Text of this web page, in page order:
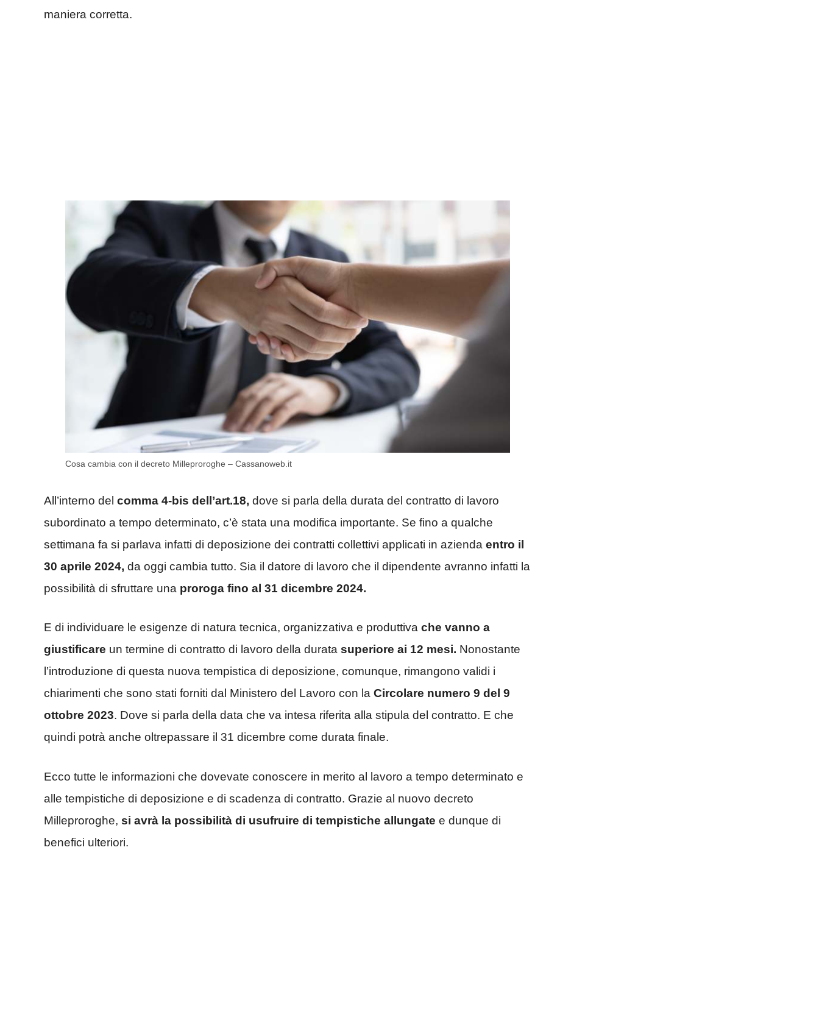
maniera corretta.
Cosa cambia con il decreto Milleproroghe – Cassanoweb.it
All’interno del comma 4-bis dell’art.18, dove si parla della durata del contratto di lavoro
subordinato a tempo determinato, c’è stata una modifica importante. Se fino a qualche
settimana fa si parlava infatti di deposizione dei contratti collettivi applicati in azienda entro il
30 aprile 2024, da oggi cambia tutto. Sia il datore di lavoro che il dipendente avranno infatti la
possibilità di sfruttare una proroga fino al 31 dicembre 2024.
E di individuare le esigenze di natura tecnica, organizzativa e produttiva che vanno a
giustificare un termine di contratto di lavoro della durata superiore ai 12 mesi. Nonostante
l’introduzione di questa nuova tempistica di deposizione, comunque, rimangono validi i
chiarimenti che sono stati forniti dal Ministero del Lavoro con la Circolare numero 9 del 9
ottobre 2023. Dove si parla della data che va intesa riferita alla stipula del contratto. E che
quindi potrà anche oltrepassare il 31 dicembre come durata finale.
Ecco tutte le informazioni che dovevate conoscere in merito al lavoro a tempo determinato e
alle tempistiche di deposizione e di scadenza di contratto. Grazie al nuovo decreto
Milleproroghe, si avrà la possibilità di usufruire di tempistiche allungate e dunque di
benefici ulteriori.